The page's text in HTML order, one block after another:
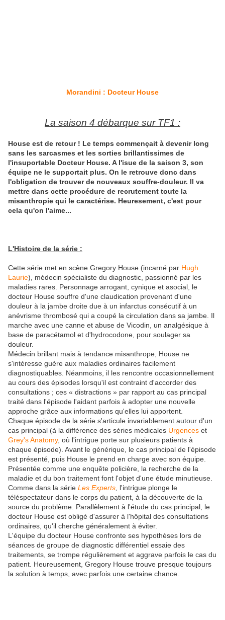
Morandini : Docteur House
La saison 4 débarque sur TF1 :
House est de retour ! Le temps commençait à devenir long
sans les sarcasmes et les sorties brillantissimes de
l'insuportable Docteur House. A l'isue de la saison 3, son
équipe ne le supportait plus. On le retrouve donc dans
l'obligation de trouver de nouveaux souffre-douleur. Il va
mettre dans cette procédure de recrutement toute la
misanthropie qui le caractérise. Heuresement, c'est pour
cela qu'on l'aime...
L'Histoire de la série :
Cette série met en scène Gregory House (incarné par Hugh
Laurie), médecin spécialiste du diagnostic, passionné par les
maladies rares. Personnage arrogant , cynique et asocial , le
docteur House souffre d'une claudication provenant d'une
douleur à la jambe droite due à un infarctus consécutif à un
anévrisme thrombosé qui a coupé la circulation dans sa jambe. Il
marche avec une canne et abuse de Vicodin , un analgésique à
base de paracétamol et d'hydrocodone, pour soulager sa
douleur.
Médecin brillant mais à tendance misanthrope , House ne
s'intéresse guère aux maladies ordinaires facilement
diagnostiquables. Néanmoins, il les rencontre occasionnellement
au cours des épisodes lorsqu'il est contraint d'accorder des
consultations ; ces « distractions » par rapport au cas principal
traité dans l'épisode l'aidant parfois à adopter une nouvelle
approche grâce aux informations qu'elles lui apportent.
Chaque épisode de la série s'articule invariablement autour d'un
cas principal (à la différence des séries médicales Urgences et
Grey's Anatomy, où l'intrigue porte sur plusieurs patients à
chaque épisode). Avant le générique, le cas principal de l'épisode
est présenté, puis House le prend en charge avec son équipe.
Présentée comme une enquête policière, la recherche de la
maladie et du bon traitement font l'objet d'une étude minutieuse.
Comme dans la série Les Experts l'intrigue plonge le
téléspectateur dans le corps du patient, à la découverte de la
source du problème. Parallèlement à l'étude du cas principal, le
docteur House est obligé d'assurer à l'hôpital des consultations
ordinaires, qu'il cherche généralement à éviter.
L'équipe du docteur House confronte ses hypothèses lors de
séances de groupe de diagnostic différentiel essaie des
traitements, se trompe régulièrement et aggrave parfois le cas du
patient. Heureusement, Gregory House trouve presque toujours
la solution à temps, avec parfois une certaine chance.